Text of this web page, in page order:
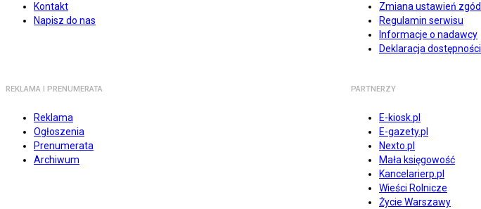
Kontakt
Napisz do nas
Zmiana ustawień zgód
Regulamin serwisu
Informacje o nadawcy
Deklaracja dostępności
REKLAMA I PRENUMERATA
Reklama
Ogłoszenia
Prenumerata
Archiwum
PARTNERZY
E-kiosk.pl
E-gazety.pl
Nexto.pl
Mała księgowość
Kancelarierp.pl
Wieści Rolnicze
Życie Warszawy